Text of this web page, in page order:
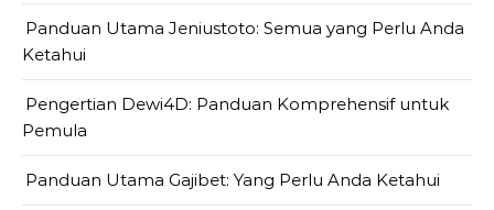
Panduan Utama Jeniustoto: Semua yang Perlu Anda
Ketahui
Pengertian Dewi4D: Panduan Komprehensif untuk
Pemula
Panduan Utama Gajibet: Yang Perlu Anda Ketahui